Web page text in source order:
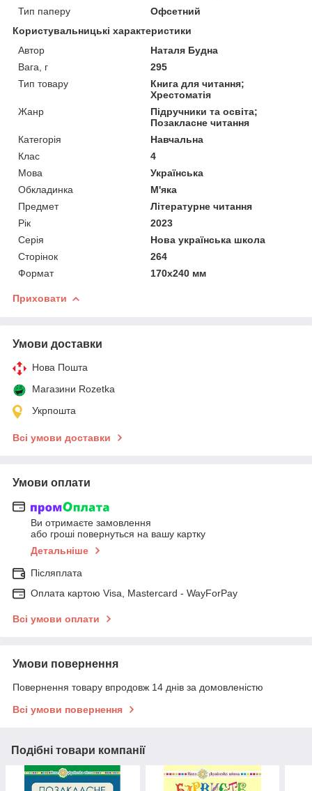
Тип паперу
Офсетний
Користувальницькі характеристики
Автор
Наталя Будна
Вага, г
295
Тип товару
Книга для читання;
Хрестоматія
Жанр
Підручники та освіта;
Позакласне читання
Категорія
Навчальна
Клас
4
Мова
Українська
Обкладинка
М'яка
Предмет
Літературне читання
Рік
2023
Серія
Нова українська школа
Сторінок
264
Формат
170х240 мм
Приховати
Умови доставки
Нова Пошта
Магазини Rozetka
Укрпошта
Всі умови доставки
Умови оплати
Ви отримаєте замовлення
або гроші повернуться на вашу картку
Детальніше
Післяплата
Оплата картою Visa, Mastercard - WayForPay
Всі умови оплати
Умови повернення
Повернення товару впродовж 14 днів за домовленістю
Всі умови повернення
Подібні товари компанії